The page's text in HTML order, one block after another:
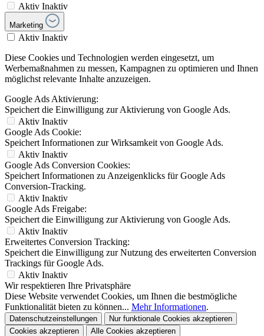
Aktiv Inaktiv
Marketing
Aktiv Inaktiv
Diese Cookies und Technologien werden eingesetzt, um
Werbemaßnahmen zu messen, Kampagnen zu optimieren und Ihnen
möglichst relevante Inhalte anzuzeigen.
Google Ads Aktivierung:
Speichert die Einwilligung zur Aktivierung von Google Ads.
Aktiv Inaktiv
Google Ads Cookie:
Speichert Informationen zur Wirksamkeit von Google Ads.
Aktiv Inaktiv
Google Ads Conversion Cookies:
Speichert Informationen zu Anzeigenklicks für Google Ads
Conversion-Tracking.
Aktiv Inaktiv
Google Ads Freigabe:
Speichert die Einwilligung zur Aktivierung von Google Ads.
Aktiv Inaktiv
Erweitertes Conversion Tracking:
Speichert die Einwilligung zur Nutzung des erweiterten Conversion
Trackings für Google Ads.
Aktiv Inaktiv
Wir respektieren Ihre Privatsphäre
Diese Website verwendet Cookies, um Ihnen die bestmögliche
Funktionalität bieten zu können... Mehr Informationen.
Datenschutzeinstellungen
Nur funktionale Cookies akzeptieren
Cookies akzeptieren
Alle Cookies akzeptieren